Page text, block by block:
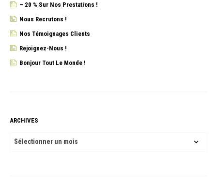
– 20 % Sur Nos Prestations !
Nous Recrutons !
Nos Témoignages Clients
Rejoignez-Nous !
Bonjour Tout Le Monde !
ARCHIVES
ARCHIVES